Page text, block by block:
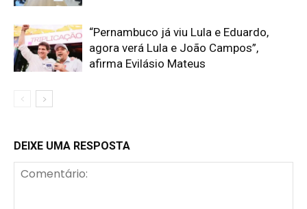
“Pernambuco já viu Lula e Eduardo,
agora verá Lula e João Campos”,
afirma Evilásio Mateus
DEIXE UMA RESPOSTA